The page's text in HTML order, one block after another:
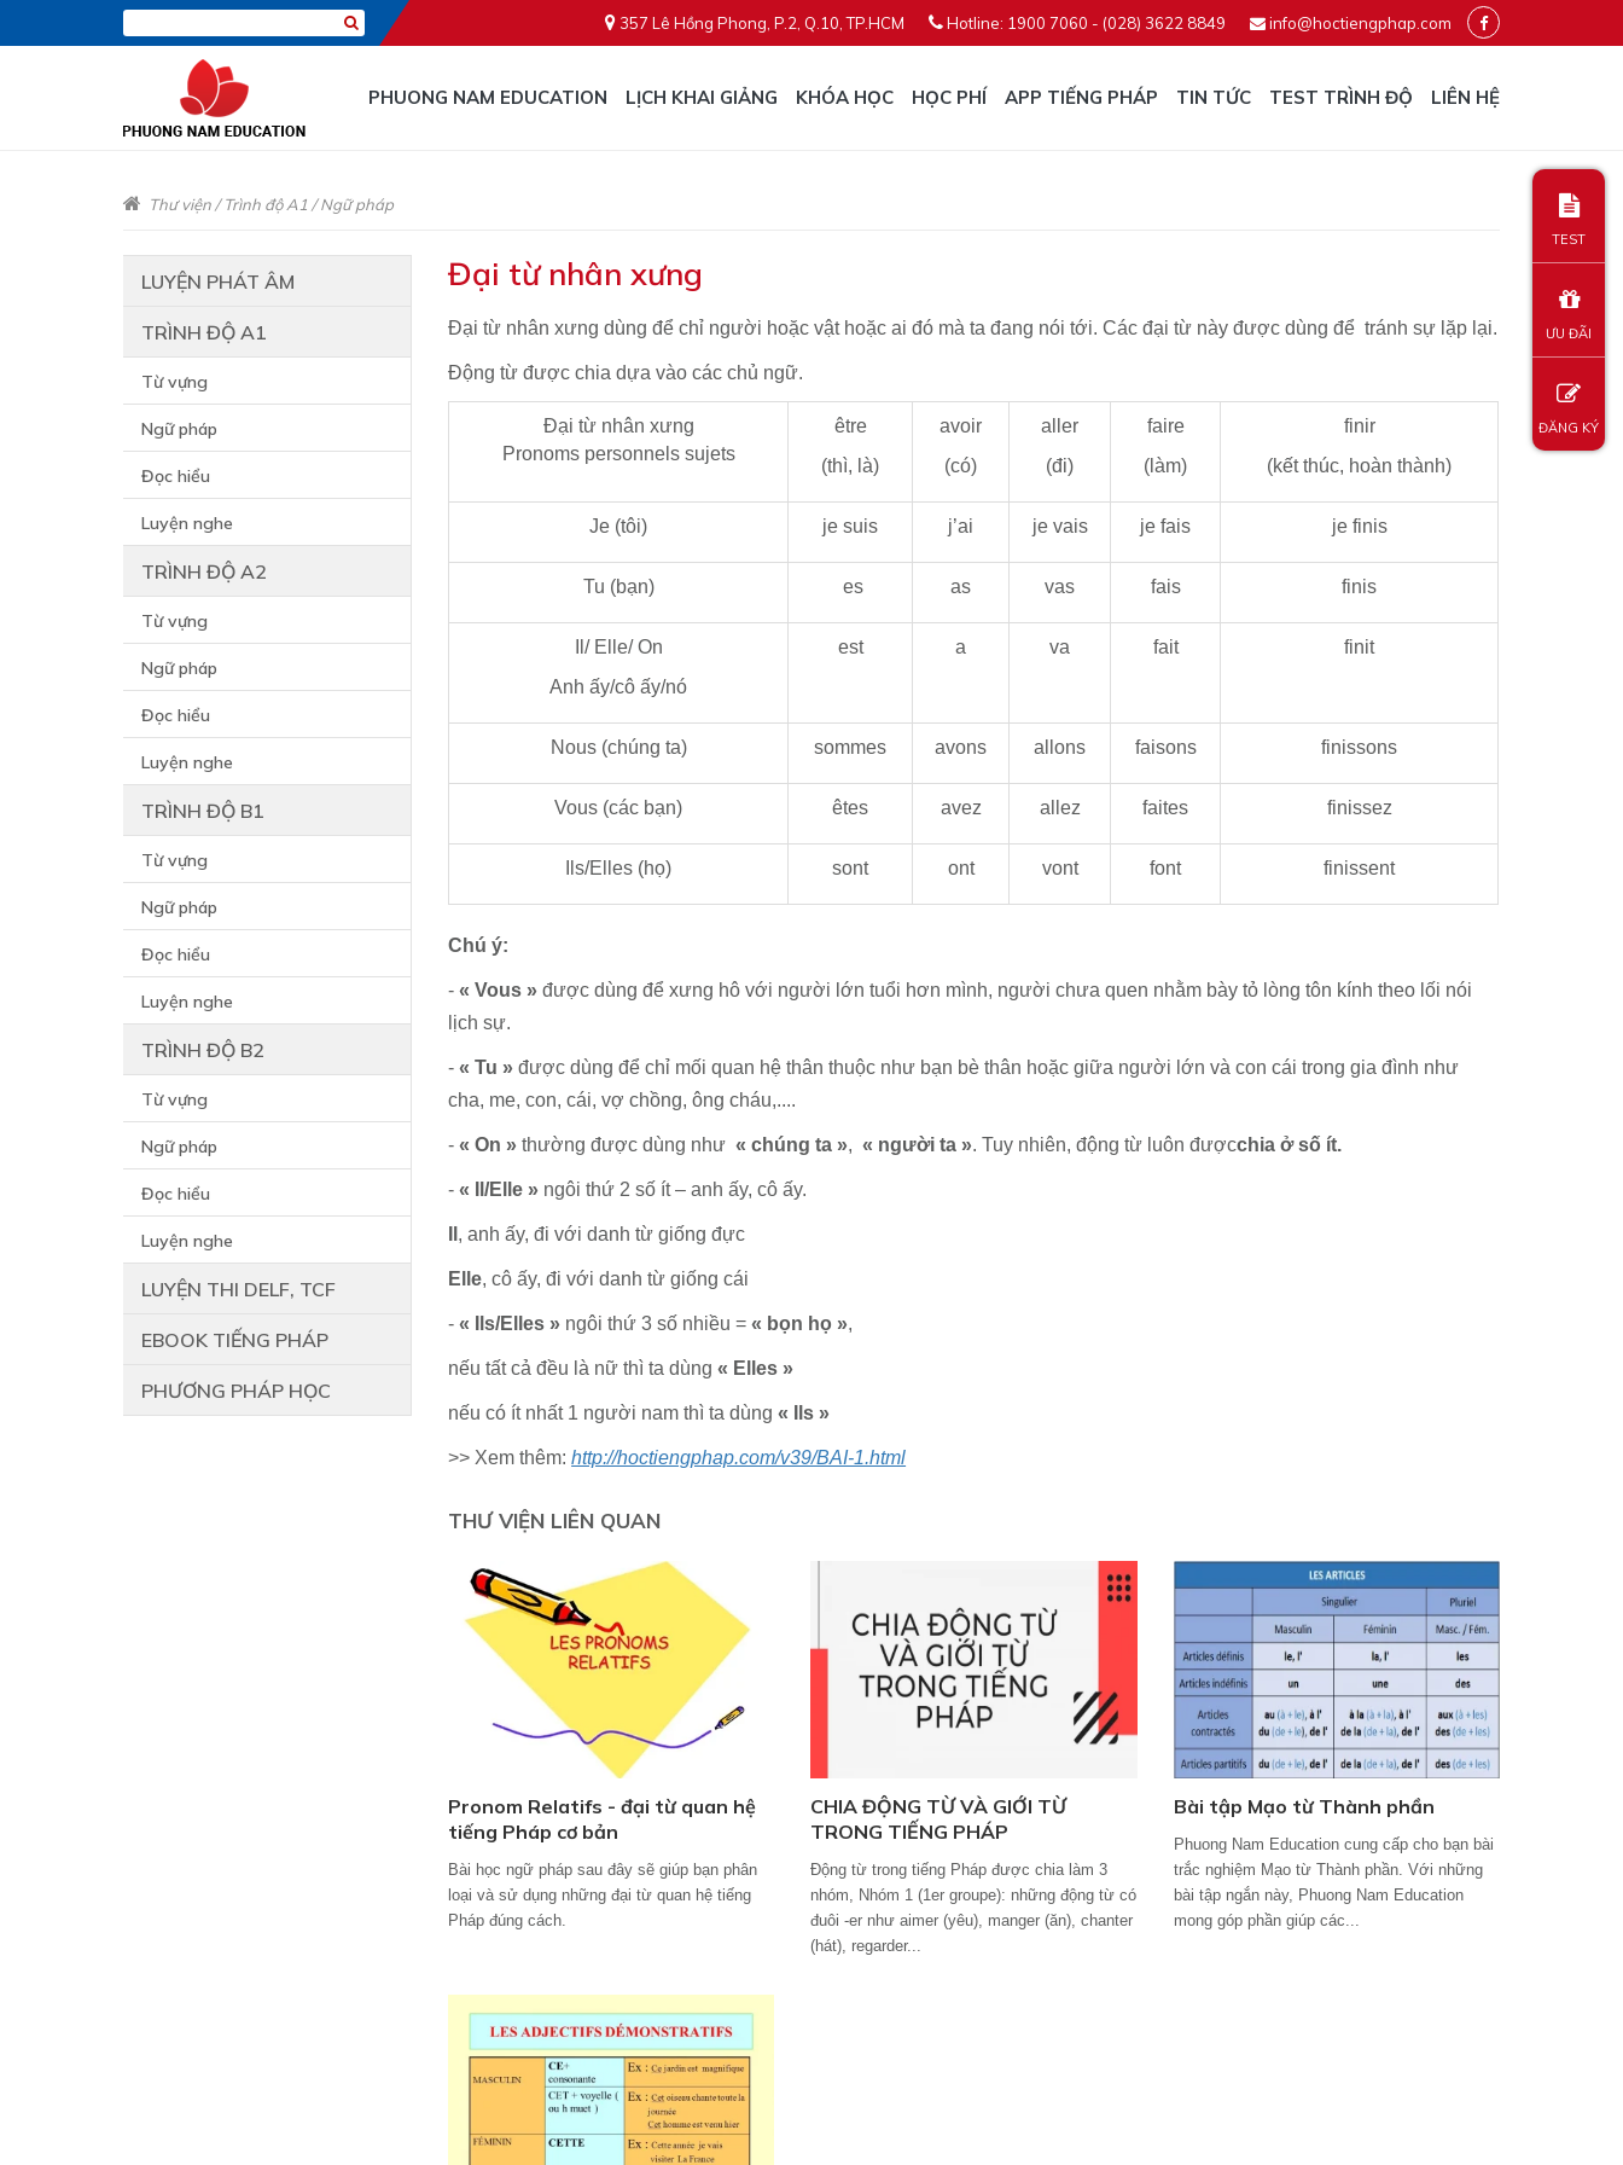
357 Lê Hồng Phong, P.2, Q.10, TP.HCM Hotline: 1900 7060 - (028) 3622 8849 info@hoctiengphap.com
PHUONG NAM EDUCATION LỊCH KHAI GIẢNG KHÓA HỌC HỌC PHÍ APP TIẾNG PHÁP TIN TỨC TEST TRÌNH ĐỘ LIÊN HỆ
Thư viện/Trình độ A1 /Ngữ pháp
LUYỆN PHÁT ÂM
TRÌNH ĐỘ A1
Từ vựng
Ngữ pháp
Đọc hiểu
Luyện nghe
TRÌNH ĐỘ A2
Từ vựng
Ngữ pháp
Đọc hiểu
Luyện nghe
TRÌNH ĐỘ B1
Từ vựng
Ngữ pháp
Đọc hiểu
Luyện nghe
TRÌNH ĐỘ B2
Từ vựng
Ngữ pháp
Đọc hiểu
Luyện nghe
LUYỆN THI DELF, TCF
EBOOK TIẾNG PHÁP
PHƯƠNG PHÁP HỌC
Đại từ nhân xưng
Đại từ nhân xưng dùng để chỉ người hoặc vật hoặc ai đó mà ta đang nói tới. Các đại từ này được dùng để tránh sự lặp lại.
Động từ được chia dựa vào các chủ ngữ.
Đại từ nhân xưng
Pronoms personnels sujets
être
(thì, là)
avoir
(có)
aller
(đi)
faire
(làm)
finir
(kết thúc, hoàn thành)
Je (tôi) je suis j’ai je vais je fais je finis
Tu (bạn) es as vas fais finis
Il/ Elle/ On
Anh ấy/cô ấy/nó
est a va fait finit
Nous (chúng ta) sommes avons allons faisons finissons
Vous (các bạn) êtes avez allez faites finissez
Ils/Elles (họ) sont ont vont font finissent
Chú ý:
-« Vous » được dùng để xưng hô với người lớn tuổi hơn mình, người chưa quen nhằm bày tỏ lòng tôn kính theo lối nói
lịch sự.
-« Tu » được dùng để chỉ mối quan hệ thân thuộc như bạn bè thân hoặc giữa người lớn và con cái trong gia đình như
cha, me, con, cái, vợ chồng, ông cháu,....
-« On » thường được dùng như« chúng ta »,« người ta ». Tuy nhiên, động từ luôn đượcchia ở số ít.
-« Il/Elle » ngôi thứ 2 số ít – anh ấy, cô ấy.
, anh ấy, đi với danh từ giống đực
Elle, cô ấy, đi với danh từ giống cái
-« Ils/Elles » ngôi thứ 3 số nhiều = « bọn họ »,
nếu tất cả đều là nữ thì ta dùng« Elles »
nếu có ít nhất 1 người nam thì ta dùng« Ils »
>> Xem thêm:http://hoctiengphap.com/v39/BAI-1.html
THƯ VIỆN LIÊN QUAN
Pronom Relatifs - đại từ quan hệ
tiếng Pháp cơ bản
Bài học ngữ pháp sau đây sẽ giúp bạn phân
loại và sử dụng những đại từ quan hệ tiếng
Pháp đúng cách.
CHIA ĐỘNG TỪ VÀ GIỚI TỪ
TRONG TIẾNG PHÁP
Động từ trong tiếng Pháp được chia làm 3
nhóm, Nhóm 1 (1er groupe): những động từ có
đuôi -er như aimer (yêu), manger (ăn), chanter
(hát), regarder...
Bài tập Mạo từ Thành phần
Phuong Nam Education cung cấp cho bạn bài
trắc nghiệm Mạo từ Thành phần. Với những
bài tập ngắn này, Phuong Nam Education
mong góp phần giúp các...
TEST
ƯU ĐÃI
ĐĂNG KÝ